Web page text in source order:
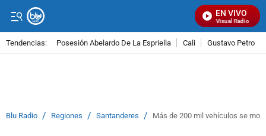
EN VIVO
Señal Visual Radio
Tendencias: Posesión Abelardo De La Espriella Cali Gustavo Petro
Blu Radio / Regiones / Santanderes / Más de 200 mil vehículos se